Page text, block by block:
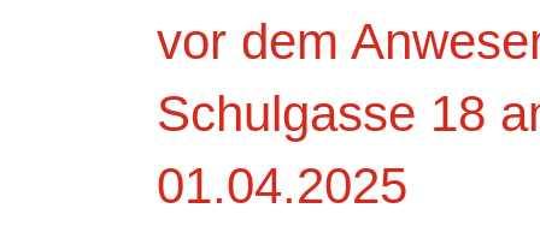
vor dem
Schulgasse 18
01.04.2025